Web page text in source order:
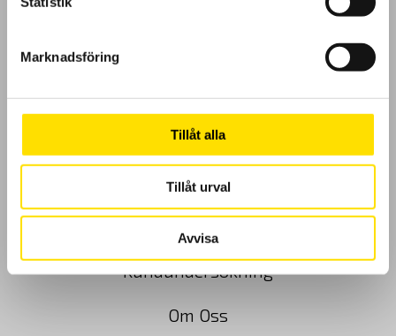
Marknadsföring
Tillåt alla
Tillåt urval
Avvisa
GDPR
Köpvillkor
Cookies
Kundundersökning
Om Oss